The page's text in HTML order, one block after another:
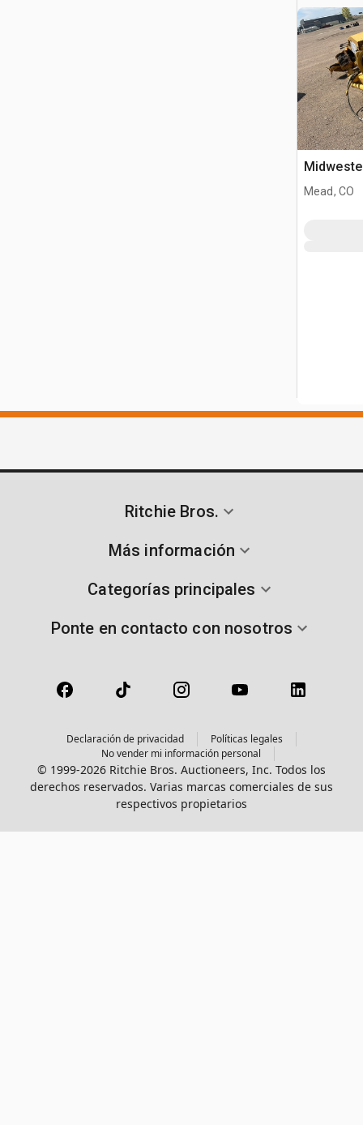
Mead, CO
Ritchie Bros.
Más información
Categorías principales
Ponte en contacto con nosotros
Declaración de privacidad
Políticas legales
No vender mi información personal
© 1999-2026 Ritchie Bros. Auctioneers, Inc. Todos los
derechos reservados. Varias marcas comerciales de sus
respectivos propietarios